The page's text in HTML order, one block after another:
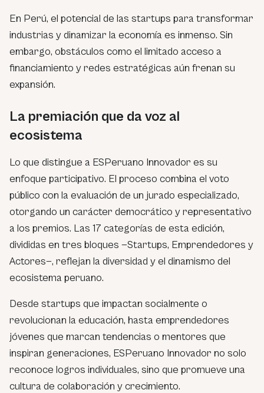
En Perú, el potencial de las startups para transformar
industrias y dinamizar la economía es inmenso. Sin
embargo, obstáculos como el limitado acceso a
financiamiento y redes estratégicas aún frenan su
expansión.
La premiación que da voz al
ecosistema
Lo que distingue a ESPeruano Innovador es su
enfoque participativo. El proceso combina el voto
público con la evaluación de un jurado especializado,
otorgando un carácter democrático y representativo
a los premios. Las 17 categorías de esta edición,
divididas en tres bloques —Startups, Emprendedores y
Actores—, reflejan la diversidad y el dinamismo del
ecosistema peruano.
Desde startups que impactan socialmente o
revolucionan la educación, hasta emprendedores
jóvenes que marcan tendencias o mentores que
inspiran generaciones, ESPeruano Innovador no solo
reconoce logros individuales, sino que promueve una
cultura de colaboración y crecimiento.